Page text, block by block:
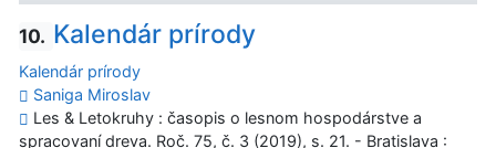
10. Kalendár prírody
Kalendár prírody
Saniga Miroslav
Les & Letokruhy : časopis o lesnom hospodárstve a
spracovaní dreva. Roč. 75, č. 3 (2019), s. 21. - Bratislava :